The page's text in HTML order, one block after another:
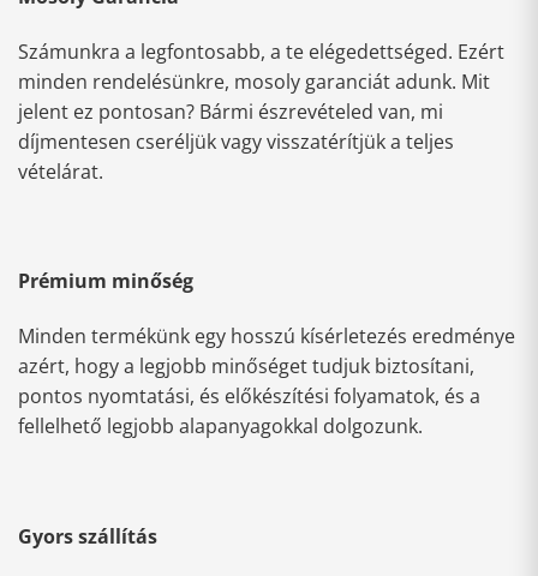
Számunkra a legfontosabb, a te elégedettséged. Ezért
minden rendelésünkre, mosoly garanciát adunk. Mit
jelent ez pontosan? Bármi észrevételed van, mi
díjmentesen cseréljük vagy visszatérítjük a teljes
vételárat.
Prémium minőség
Minden termékünk egy hosszú kísérletezés eredménye
azért, hogy a legjobb minőséget tudjuk biztosítani,
pontos nyomtatási, és előkészítési folyamatok, és a
fellelhető legjobb alapanyagokkal dolgozunk.
Gyors szállítás